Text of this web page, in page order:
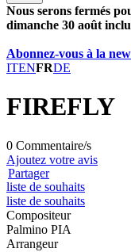
Nous serons fermés
dimanche 30 août
Abonnez-vous à la
ITENFRDE
FIREFLY
0 Commentaire/s
Ajoutez votre avis
Partager
liste de souhaits
liste de souhaits
Compositeur
Palmino PIA
Arrangeur